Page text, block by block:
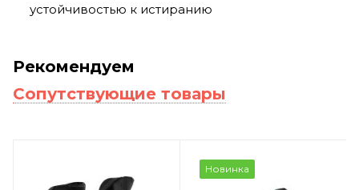
устойчивостью к истиранию
Рекомендуем
Сопутствующие товары
Новинка